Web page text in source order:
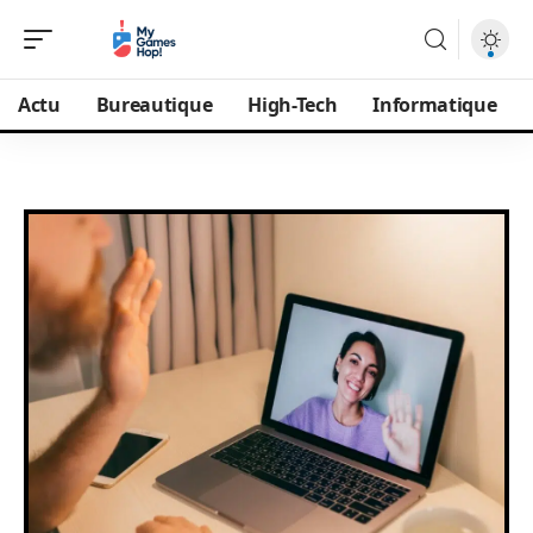
Actu Bureautique High-Tech Informatique